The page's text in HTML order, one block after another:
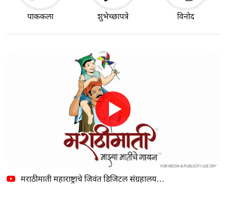
पाककला शुभेच्छापत्रे विनोद
मराठीमाती महाराष्ट्राचे जिवंत डिजिटल संग्रहालय…